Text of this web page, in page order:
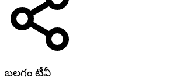
బలగం టీవీ